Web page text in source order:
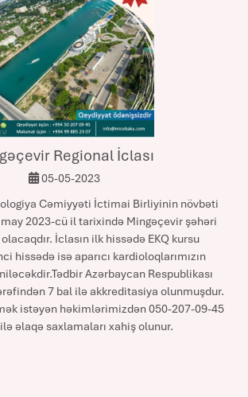
Regional İclası
05-05-2023
Cəmiyyəti İctimai Birliyinin növbəti
2023-cü il tarixində Mingəçevir şəhəri
İclasın ilk hissədə EKQ kursu
hissədə isə aparıcı kardioloqlarımızın
Azərbaycan Respublikası
7 bal ilə akkreditasiya olunmuşdur.
istəyən həkimlərimizdən 050-207-09-45
əlaqə saxlamaları xahiş olunur.